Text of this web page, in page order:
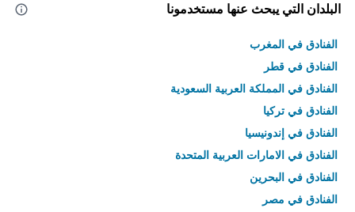
البلدان التي يبحث عنها مستخدمونا
الفنادق في المغرب
الفنادق في قطر
الفنادق في المملكة العربية السعودية
الفنادق في تركيا
الفنادق في إندونيسيا
الفنادق في الامارات العربية المتحدة
الفنادق في البحرين
الفنادق في مصر